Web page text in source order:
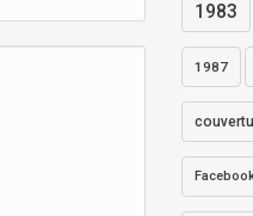
1983
1987